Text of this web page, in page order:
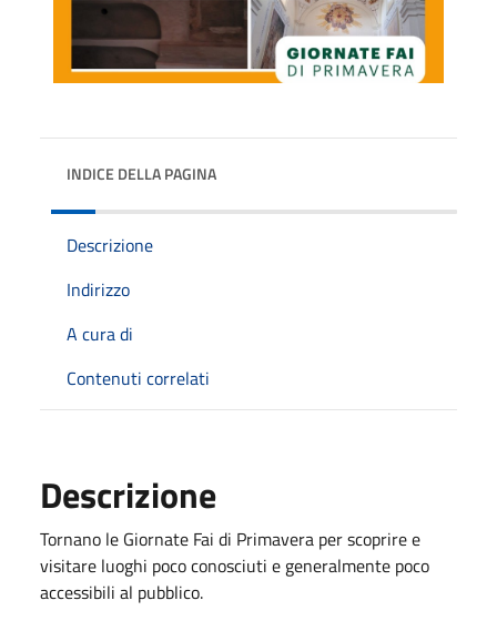
INDICE DELLA PAGINA
Descrizione
Indirizzo
A cura di
Contenuti correlati
Descrizione
Tornano le Giornate Fai di Primavera per scoprire e
visitare luoghi poco conosciuti e generalmente poco
accessibili al pubblico.